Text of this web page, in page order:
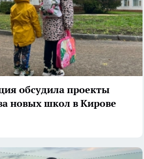
обсудила проекты
новых школ в Кирове